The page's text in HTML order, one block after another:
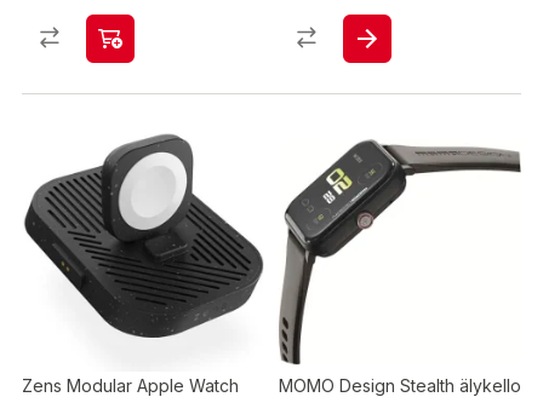
Zens Modular Apple Watch
MOMO Design Stealth älykello